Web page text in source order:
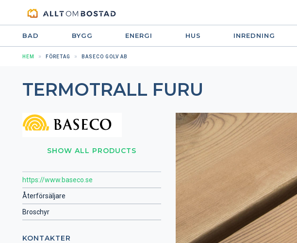
BAD BYGG ENERGI HUS INREDNING
HEM FÖRETAG BASECO GOLV AB
TERMOTRALL FURU
SHOW ALL PRODUCTS
https://www.baseco.se
Återförsäljare
Broschyr
KONTAKTER